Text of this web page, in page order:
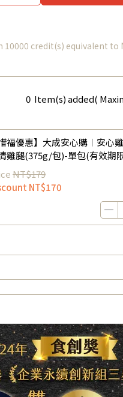
10000 credit(s) equivalent to
0 Item(s) added(
惜福優惠】大成安心購︱安心
雞腿(375g/包)-單包(有效期
12/21)
NT$179
NT$170